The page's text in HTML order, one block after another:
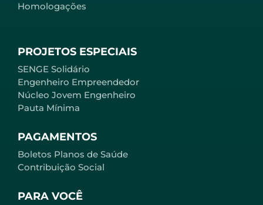
PARA VOCÊ
Homologações
PROJETOS ESPECIAIS
SENGE Solidário
Engenheiro Empreendedor
Núcleo Jovem Engenheiro
Pauta Mínima
PAGAMENTOS
Boletos Planos de Saúde
Contribuição Social